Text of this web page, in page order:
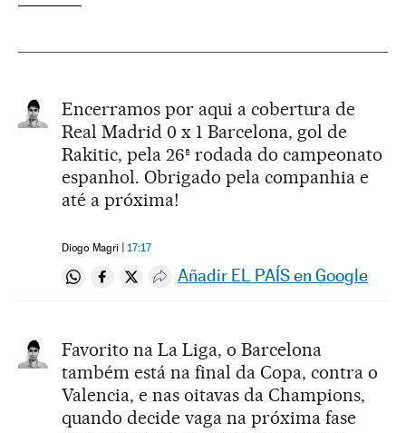
Encerramos por aqui a cobertura de
Real Madrid 0 x 1 Barcelona, gol de
Rakitic, pela 26ª rodada do campeonato
espanhol. Obrigado pela companhia e
até a próxima!
Diogo Magri 17:17
Compartir en Whatsapp
Compartir en Facebook
Compartir en Twitter
Desplegar Redes Sociales
Añadir EL PAÍS en Google
Favorito na La Liga, o Barcelona
também está na final da Copa, contra o
Valencia, e nas oitavas da Champions,
quando decide vaga na próxima fase